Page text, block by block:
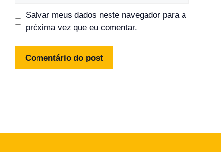
Salvar meus dados neste navegador para a
próxima vez que eu comentar.